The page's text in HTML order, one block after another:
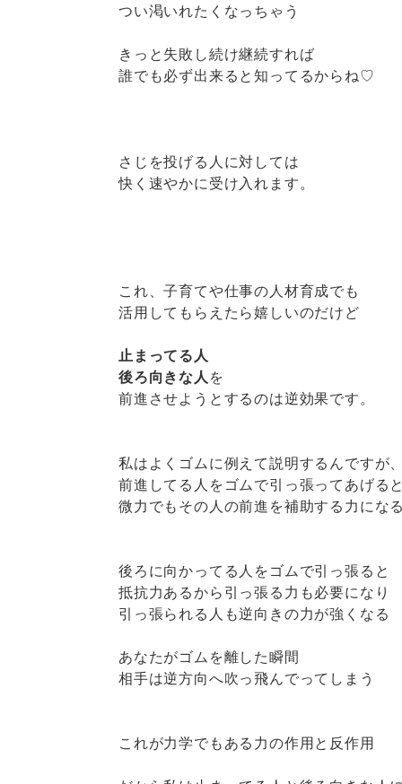
つい渇いれたくなっちゃう
きっと失敗し続け継続すれば
誰でも必ず出来ると知ってるからね♡
さじを投げる人に対しては
快く速やかに受け入れます。
これ、子育てや仕事の人材育成でも
活用してもらえたら嬉しいのだけど
止まってる人
後ろ向きな人を
前進させようとするのは逆効果です。
私はよくゴムに例えて説明するんですが、
前進してる人をゴムで引っ張ってあげると
微力でもその人の前進を補助する力にな
後ろに向かってる人をゴムで引っ張ると
抵抗力あるから引っ張る力も必要になり
引っ張られる人も逆向きの力が強くなる
あなたがゴムを離した瞬間
相手は逆方向へ吹っ飛んでってしまう
これが力学でもある力の作用と反作用